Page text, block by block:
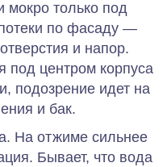
мокро только под
по фасаду —
и напор.
под центром корпуса
подозрение идет на
и бак.
На отжиме сильнее
Бывает, что вода